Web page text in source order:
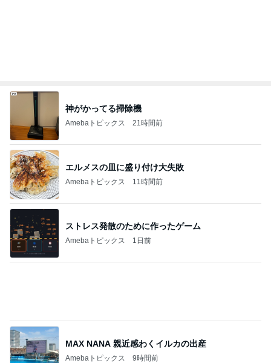
神がかってる掃除機
Amebaトピックス 21時間前
エルメスの皿に盛り付け大失敗
Amebaトピックス 11時間前
ストレス発散のために作ったゲーム
Amebaトピックス 1日前
MAX NANA 親近感わくイルカの出産
Amebaトピックス 9時間前